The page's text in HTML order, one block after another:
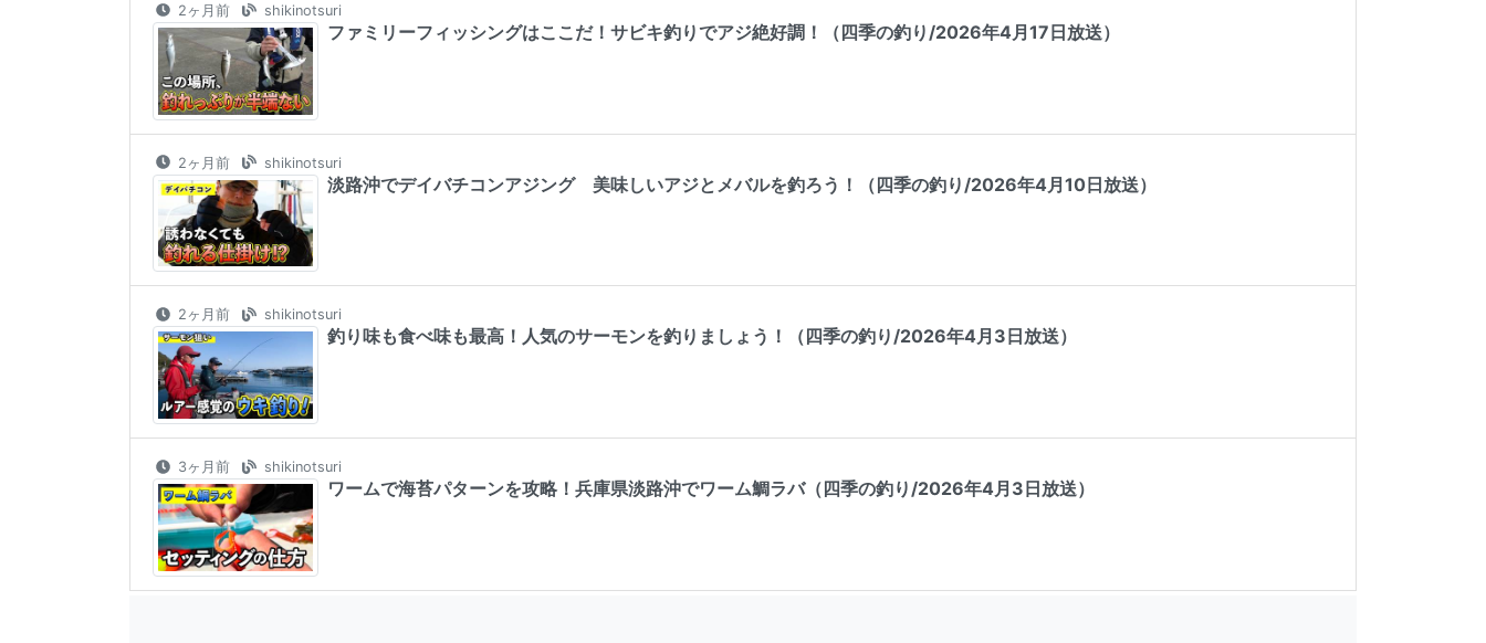
2ヶ月前 shikinotsuri
ファミリーフィッシングはここだ！サビキ釣りでアジ絶好調！（四季の釣り/2026年4月17日放送）
2ヶ月前 shikinotsuri
淡路沖でデイバチコンアジング 美味しいアジとメバルを釣ろう！（四季の釣り/2026年4月10日放送）
2ヶ月前 shikinotsuri
釣り味も食べ味も最高！人気のサーモンを釣りましょう！（四季の釣り/2026年4月3日放送）
3ヶ月前 shikinotsuri
ワームで海苔パターンを攻略！兵庫県淡路沖でワーム鯛ラバ（四季の釣り/2026年4月3日放送）